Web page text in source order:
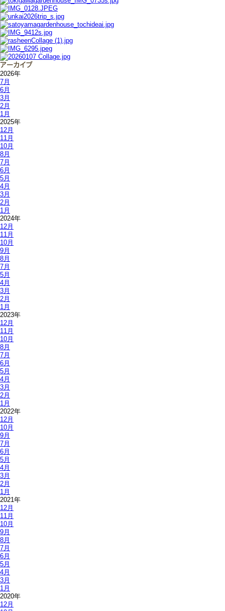
2026年
7月
6月
3月
2月
1月
2025年
12月
11月
10月
8月
7月
6月
5月
4月
3月
2月
1月
2024年
12月
11月
10月
9月
8月
7月
5月
4月
3月
2月
1月
2023年
12月
11月
10月
8月
7月
6月
5月
4月
3月
2月
1月
2022年
12月
10月
9月
7月
6月
5月
4月
3月
2月
1月
2021年
12月
11月
10月
9月
8月
7月
6月
5月
4月
3月
1月
2020年
12月